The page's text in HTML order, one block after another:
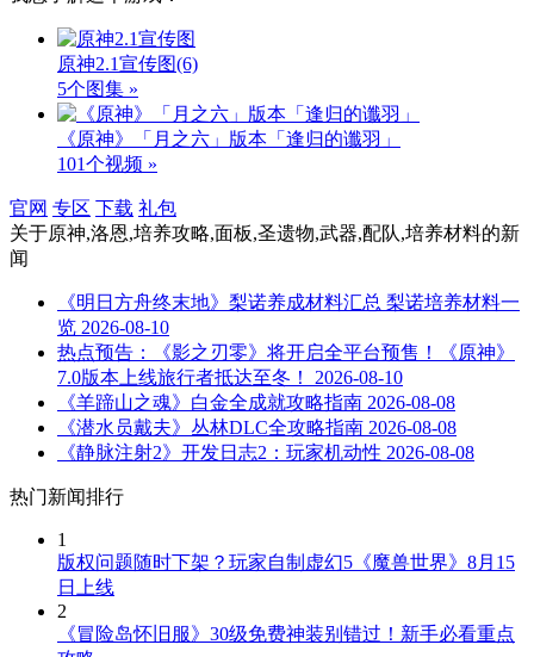
原神2.1宣传图(6)
5个图集 »
《原神》「月之六」版本「逢归的谶羽」
101个视频 »
官网 专区 下载 礼包
关于原神,洛恩,培养攻略,面板,圣遗物,武器,配队,培养材料的新
闻
《明日方舟终末地》梨诺养成材料汇总 梨诺培养材料一
览 2026-08-10
热点预告：《影之刃零》将开启全平台预售！《原神》
7.0版本上线旅行者抵达至冬！
2026-08-10
《羊蹄山之魂》白金全成就攻略指南 2026-08-08
《潜水员戴夫》丛林DLC全攻略指南 2026-08-08
《静脉注射2》开发日志2：玩家机动性 2026-08-08
热门新闻排行
1
版权问题随时下架？玩家自制虚幻5《魔兽世界》8月15
日上线
2
《冒险岛怀旧服》30级免费神装别错过！新手必看重点